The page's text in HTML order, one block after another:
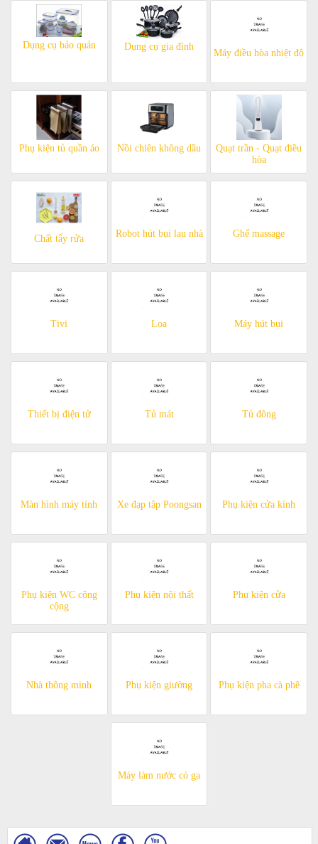
Dụng cụ bảo quản Dụng cụ gia đình
Máy điều hòa nhiệt độ
Phụ kiện tủ quần áo Nồi chiên không dầu
Quạt trần - Quạt điều
hòa
Chất tẩy rửa Robot hút bụi lau nhà Ghế massage
Tivi Loa Máy hút bụi
Thiết bị điện tử Tủ mát Tủ đông
Màn hình máy tính Xe đạp tập Poongsan Phụ kiện cửa kính
Phụ kiện WC công
cộng
Phụ kiện nội thất Phụ kiện cửa
Nhà thông minh Phụ kiện giường Phụ kiện pha cà phê
Máy làm nước có ga